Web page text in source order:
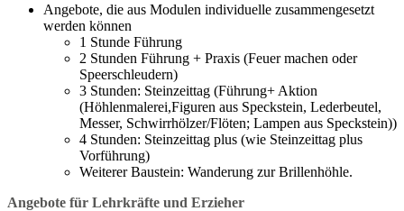
Angebote, die aus Modulen individuelle zusammengesetzt
werden können
1 Stunde Führung
2 Stunden Führung + Praxis (Feuer machen oder
Speerschleudern)
3 Stunden: Steinzeittag (Führung+ Aktion
(Höhlenmalerei,Figuren aus Speckstein, Lederbeutel,
Messer, Schwirrhölzer/Flöten; Lampen aus Speckstein))
4 Stunden: Steinzeittag plus (wie Steinzeittag plus
Vorführung)
Weiterer Baustein: Wanderung zur Brillenhöhle.
Angebote für Lehrkräfte und Erzieher